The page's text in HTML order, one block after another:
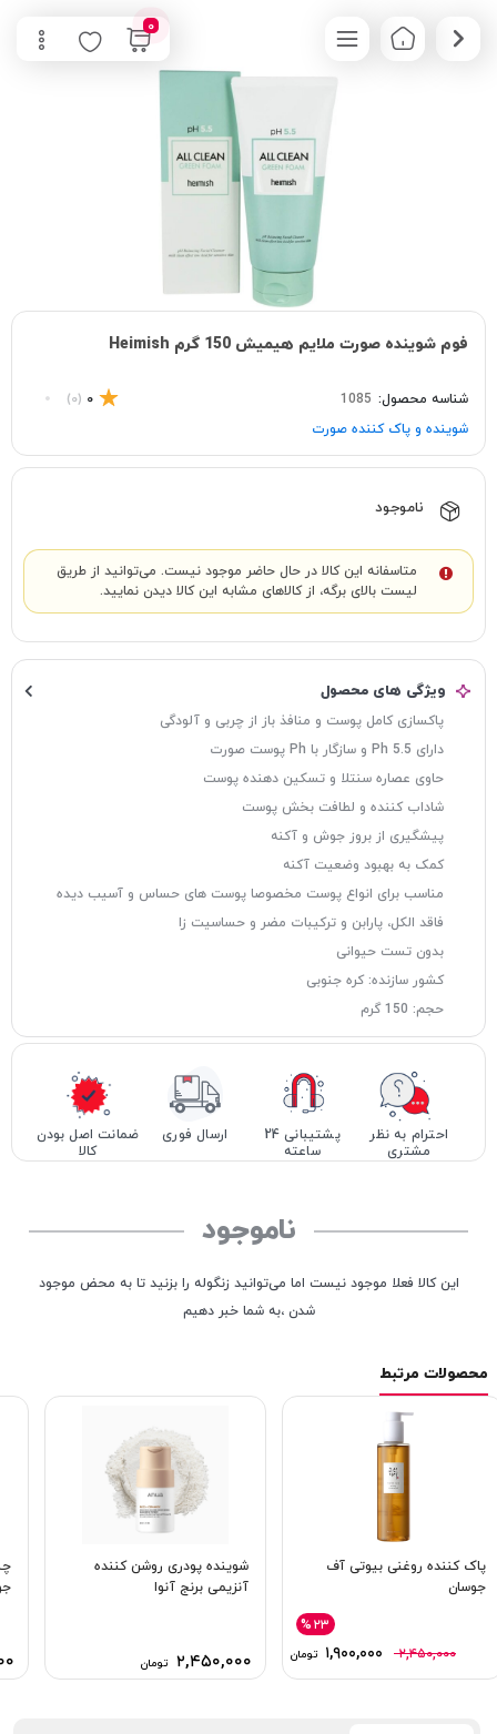
0
فوم شوینده صورت ملایم هیمیش 150 گرم Heimish
شناسه محصول: 1085
0
(0)
شوینده و پاک‌ کننده صورت
ناموجود
متاسفانه این کالا در حال حاضر موجود نیست. می‌توانید از طریق
لیست بالای برگه، از کالاهای مشابه این کالا دیدن نمایید.
ویژگی های محصول
پاکسازی کامل پوست و منافذ باز از چربی و آلودگی
دارای Ph 5.5 و سازگار با Ph پوست صورت
حاوی عصاره سنتلا و تسکین دهنده پوست
شاداب کننده و لطافت بخش پوست
پیشگیری از بروز جوش و آکنه
کمک به بهبود وضعیت آکنه
مناسب برای انواع پوست مخصوصا پوست های حساس و آسیب دیده
فاقد الکل، پارابن و ترکیبات مضر و حساسیت زا
بدون تست حیوانی
کشور سازنده: کره جنوبی
حجم: 150 گرم
احترام به نظر
مشتری
پشتیبانی 24
ساعته
ارسال فوری
ضمانت اصل بودن
کالا
ناموجود
این کالا فعلا موجود نیست اما می‌توانید زنگوله را بزنید تا به محض موجود
شدن ،به شما خبر دهیم
محصولات مرتبط
پاک کننده روغنی بیوتی آف
جوسان
۲,۴۵۰,۰۰۰ ۱,۹۰۰,۰۰۰ تومان
%۲۳
شوینده پودری روشن کننده
آنزیمی برنج آنوا
۲,۴۵۰,۰۰۰ تومان